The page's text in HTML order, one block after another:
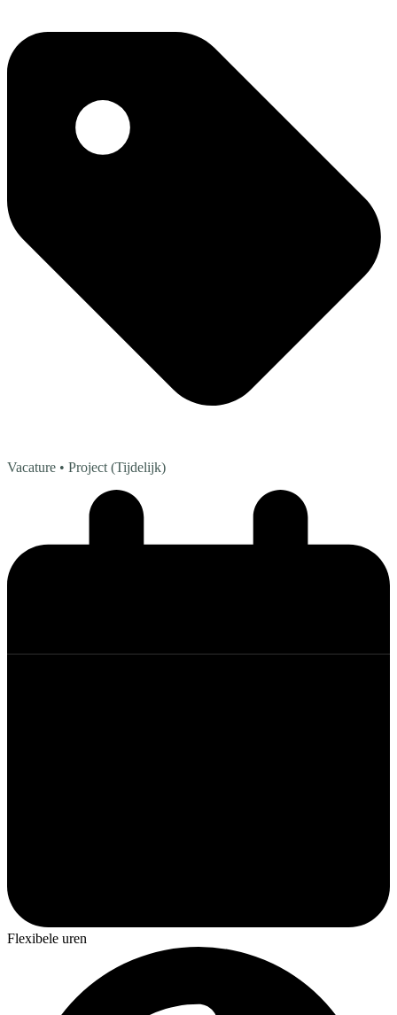
Vacature • Project (Tijdelijk)
Flexibele uren